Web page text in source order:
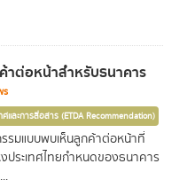
าต่อหน้าสำหรับธนาคาร
และการสื่อสาร (ETDA Recommendation)
รมแบบพบเห็นลูกค้าต่อหน้าที่
ประเทศไทยกำหนดของธนาคาร